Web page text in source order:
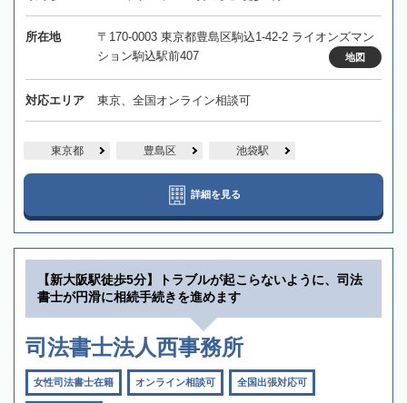
所在地
〒170-0003 東京都豊島区駒込1-42-2 ライオンズマン
ション駒込駅前407
地図
対応エリア 東京、全国オンライン相談可
東京都 豊島区 池袋駅
詳細を見る
【新大阪駅徒歩5分】トラブルが起こらないように、司法
書士が円滑に相続手続きを進めます
司法書士法人西事務所
女性司法書士在籍 オンライン相談可 全国出張対応可